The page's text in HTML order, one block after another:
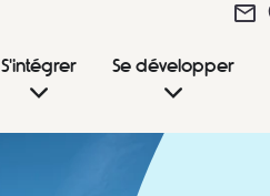
S'intégrer Se développer
Actualités
55 ans